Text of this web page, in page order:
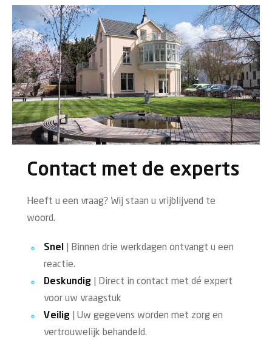
Contact met de experts
Heeft u een vraag? Wij staan u vrijblijvend te
woord.
Snel
| Binnen drie werkdagen ontvangt u een
reactie.
Deskundig | Direct in contact met dé expert
voor uw vraagstuk
Veilig | Uw gegevens worden met zorg en
vertrouwelijk behandeld.